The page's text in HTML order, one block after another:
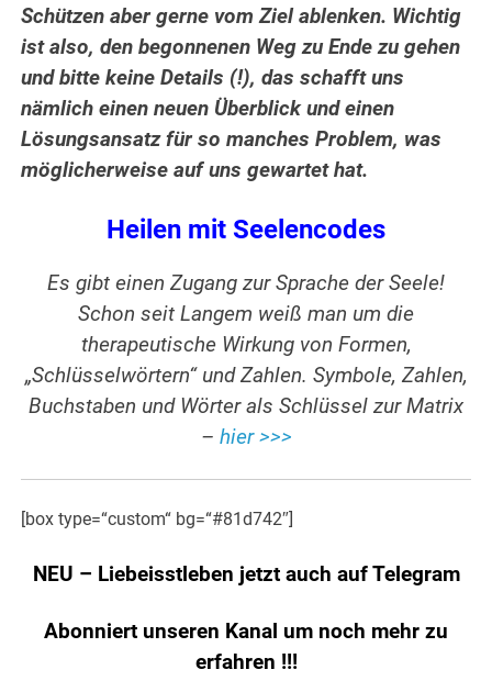
Schützen aber gerne vom Ziel ablenken. Wichtig
ist also, den begonnenen Weg zu Ende zu gehen
und bitte keine Details (!), das schafft uns
nämlich einen neuen Überblick und einen
Lösungsansatz für so manches Problem, was
möglicherweise auf uns gewartet hat.
Heilen mit Seelencodes
Es gibt einen Zugang zur Sprache der Seele!
Schon seit Langem weiß man um die
therapeutische Wirkung von Formen,
„Schlüsselwörtern“ und Zahlen. Symbole, Zahlen,
Buchstaben und Wörter als Schlüssel zur Matrix
– hier >>>
[box type=“custom“ bg=“#81d742″]
NEU – Liebeisstleben jetzt auch auf Telegram
Abonniert unseren Kanal um noch mehr zu
erfahren !!!